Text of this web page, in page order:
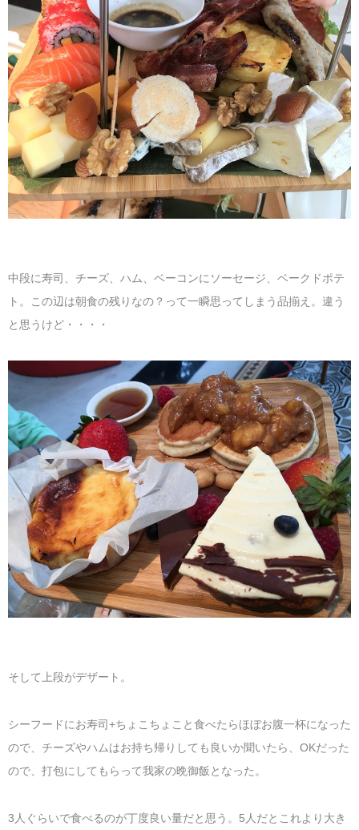
中段に寿司、チーズ、ハム、ベーコンにソーセージ、ベークドポテ
ト。この辺は朝食の残りなの？って一瞬思ってしまう品揃え。違う
と思うけど・・・・
そして上段がデザート。
シーフードにお寿司+ちょこちょこと食べたらほぼお腹一杯になった
ので、チーズやハムはお持ち帰りしても良いか聞いたら、OKだった
ので、打包にしてもらって我家の晩御飯となった。
3人ぐらいで食べるのが丁度良い量だと思う。5人だとこれより大き